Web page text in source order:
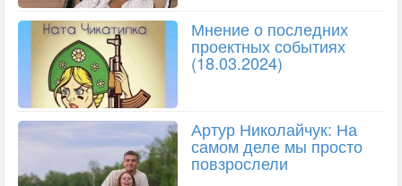
Мнение о последних
проектных событиях
(18.03.2024)
Артур Николайчук: На
самом деле мы просто
повзрослели